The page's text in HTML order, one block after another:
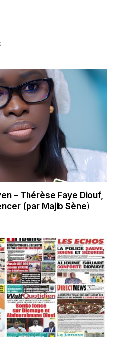
– Thérèse Faye Diouf,
(par Majib Sène)